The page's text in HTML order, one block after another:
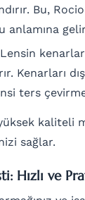
Bu,
anlamına
Lensin
Kenarları
ters
kaliteli
sağlar.
Hızlı ve